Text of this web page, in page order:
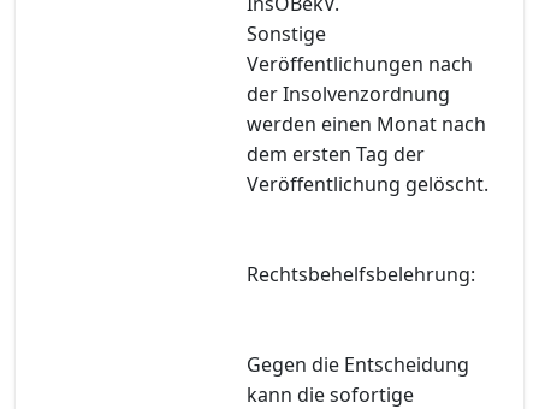
Sonstige
Veröffentlichungen nach
der Insolvenzordnung
werden einen Monat nach
dem ersten Tag der
Veröffentlichung gelöscht.
Rechtsbehelfsbelehrung:
Gegen die Entscheidung
kann die sofortige